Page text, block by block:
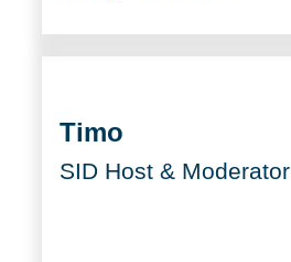
Timo
SID Host & Moderator